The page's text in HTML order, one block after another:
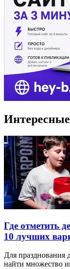
Интересные
Где отметить
10 лучших
Для празднования
найти множество